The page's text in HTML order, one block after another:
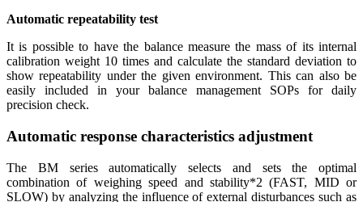
Automatic repeatability test
It is possible to have the balance measure the mass of its internal
calibration weight 10 times and calculate the standard deviation to
show repeatability under the given environment. This can also be
easily included in your balance management SOPs for daily
precision check.
Automatic response characteristics adjustment
The BM series automatically selects and sets the optimal
combination of weighing speed and stability*2 (FAST, MID or
SLOW) by analyzing the influence of external disturbances such as